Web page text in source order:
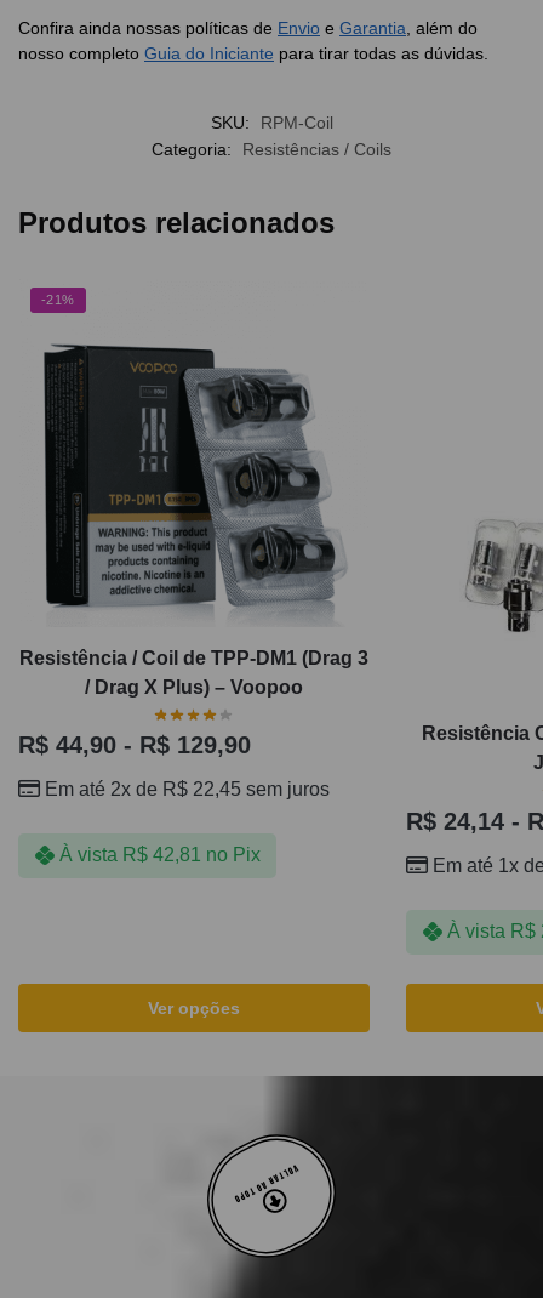
Confira ainda nossas políticas de Envio e Garantia , além do
nosso completo Guia do Iniciante para tirar todas as dúvidas.
SKU:
RPM-Coil
Categoria:
Resistências / Coils
Produtos relacionados
-21%
Resistência / Coil de TPP-DM1 (Drag 3
/ Drag X Plus) – Voopoo
R$ 44,90 - R$ 129,90
Em até 2x de R$ 22,45 sem juros
À vista R$42,81 no Pix
Ver opções
Resistência
R$ 24,14 -
Em até 1x
À vista R$
VOLTAR AO TOPO